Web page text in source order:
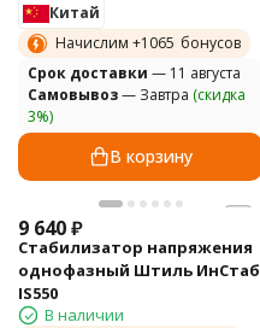
Китай
Начислим +1065 бонусов
Cрок доставки — 11 августа
Самовывоз— Завтра (скидка
3%)
В корзину
9 640₽
Стабилизатор напряжения
однофазный Штиль ИнСтаб
IS550
В наличии